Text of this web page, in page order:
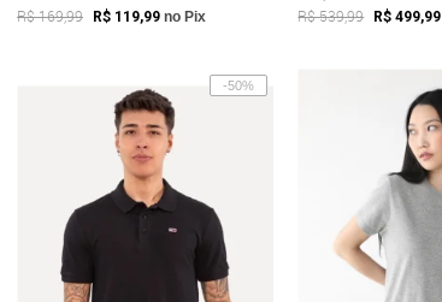
R$ 169,99 R$ 119,99 no Pix R$ 539,99 R$ 499,99
-50%